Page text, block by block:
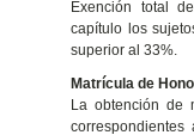
Exención total
capítulo los
superior al 33%.
Matrícula de
La obtención de